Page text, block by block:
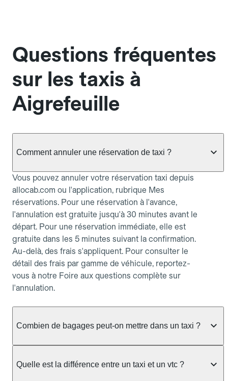
Questions fréquentes
sur les taxis à
Aigrefeuille
Comment annuler une réservation de taxi ?
Vous pouvez annuler votre réservation taxi depuis
allocab.com ou l'application, rubrique Mes
réservations. Pour une réservation à l'avance,
l'annulation est gratuite jusqu'à 30 minutes avant le
départ. Pour une réservation immédiate, elle est
gratuite dans les 5 minutes suivant la confirmation.
Au-delà, des frais s'appliquent. Pour consulter le
détail des frais par gamme de véhicule, reportez-
vous à notre Foire aux questions complète sur
l'annulation.
Combien de bagages peut-on mettre dans un taxi ?
taxi berline accueille en général jusqu'à 3 bagages
Quelle est la différence entre un taxi et un vtc ?